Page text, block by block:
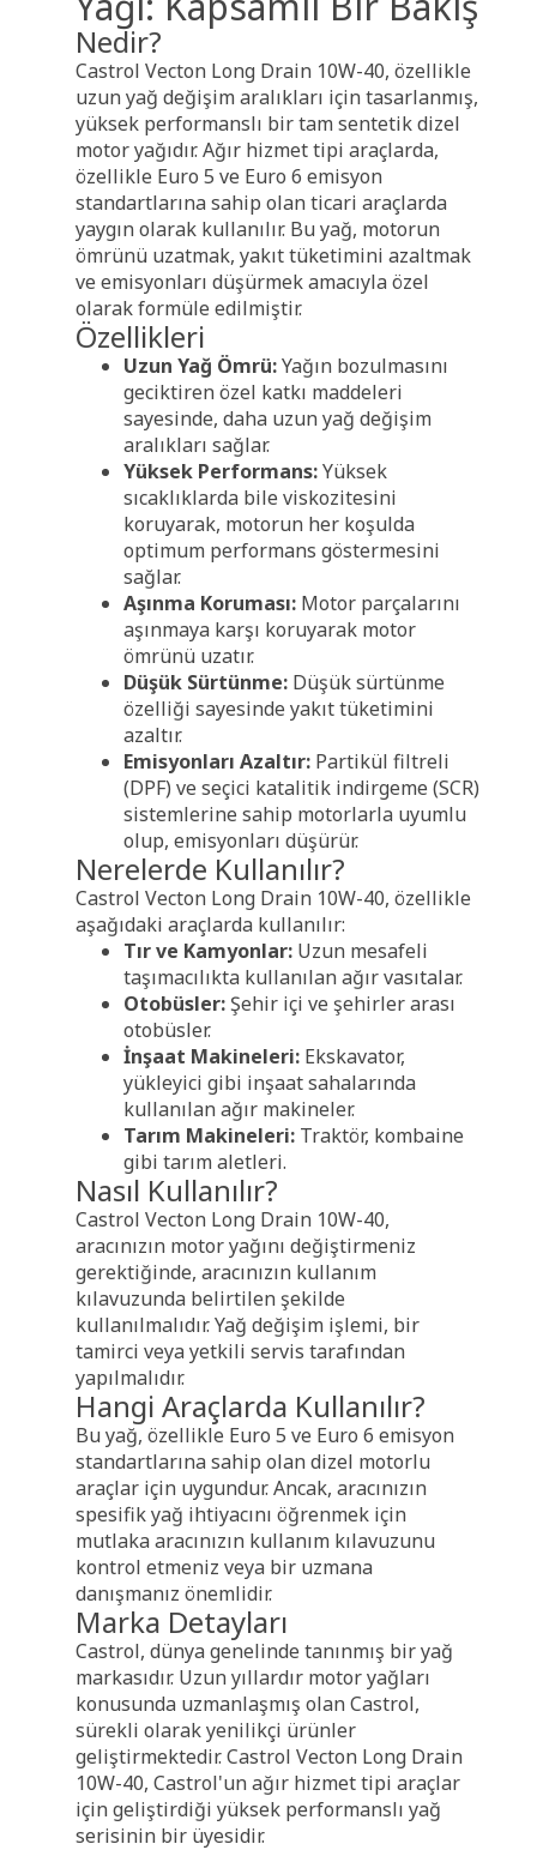
Nedir?
Castrol Vecton Long Drain 10W-40, özellikle
uzun yağ değişim aralıkları için tasarlanmış,
yüksek performanslı bir tam sentetik dizel
motor yağıdır. Ağır hizmet tipi araçlarda,
özellikle Euro 5 ve Euro 6 emisyon
standartlarına sahip olan ticari araçlarda
yaygın olarak kullanılır. Bu yağ, motorun
ömrünü uzatmak, yakıt tüketimini azaltmak
ve emisyonları düşürmek amacıyla özel
olarak formüle edilmiştir.
Özellikleri
Uzun Yağ Ömrü:Yağın bozulmasını
geciktiren özel katkı maddeleri
sayesinde, daha uzun yağ değişim
aralıkları sağlar.
Yüksek Performans:Yüksek
sıcaklıklarda bile viskozitesini
koruyarak, motorun her koşulda
optimum performans göstermesini
sağlar.
Aşınma Koruması: Motor parçalarını
aşınmaya karşı koruyarak motor
ömrünü uzatır.
Düşük Sürtünme: Düşük sürtünme
özelliği sayesinde yakıt tüketimini
azaltır.
Emisyonları Azaltır: Partikül filtreli
(DPF) ve seçici katalitik indirgeme (SCR)
sistemlerine sahip motorlarla uyumlu
olup, emisyonları düşürür.
Nerelerde Kullanılır?
Castrol Vecton Long Drain 10W-40, özellikle
aşağıdaki araçlarda kullanılır:
Tır ve Kamyonlar: Uzun mesafeli
taşımacılıkta kullanılan ağır vasıtalar.
Otobüsler:Şehir içi ve şehirler arası
otobüsler.
İnşaat Makineleri: Ekskavator,
yükleyici gibi inşaat sahalarında
kullanılan ağır makineler.
Tarım Makineleri: Traktör, kombaine
gibi tarım aletleri.
Nasıl Kullanılır?
Castrol Vecton Long Drain 10W-40,
aracınızın motor yağını değiştirmeniz
gerektiğinde, aracınızın kullanım
kılavuzunda belirtilen şekilde
kullanılmalıdır. Yağ değişim işlemi, bir
tamirci veya yetkili servis tarafından
yapılmalıdır.
Hangi Araçlarda Kullanılır?
Bu yağ, özellikle Euro 5 ve Euro 6 emisyon
standartlarına sahip olan dizel motorlu
araçlar için uygundur. Ancak, aracınızın
spesifik yağ ihtiyacını öğrenmek için
mutlaka aracınızın kullanım kılavuzunu
kontrol etmeniz veya bir uzmana
danışmanız önemlidir.
Marka Detayları
Castrol, dünya genelinde tanınmış bir yağ
markasıdır. Uzun yıllardır motor yağları
konusunda uzmanlaşmış olan Castrol,
sürekli olarak yenilikçi ürünler
geliştirmektedir. Castrol Vecton Long Drain
10W-40, Castrol'un ağır hizmet tipi araçlar
için geliştirdiği yüksek performanslı yağ
serisinin bir üyesidir.